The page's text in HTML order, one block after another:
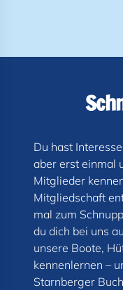
Du hast
aber erst einmal
Mitglieder
Mitgliedschaft
mal zum
du dich bei uns
unsere Boote,
kennenlernen –
Starnberger